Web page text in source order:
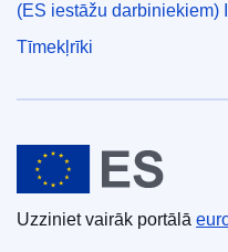
(ES iestāžu darbiniekiem)
Tīmekļrīki
Eiropas Savienība
Uzziniet vairāk portālā